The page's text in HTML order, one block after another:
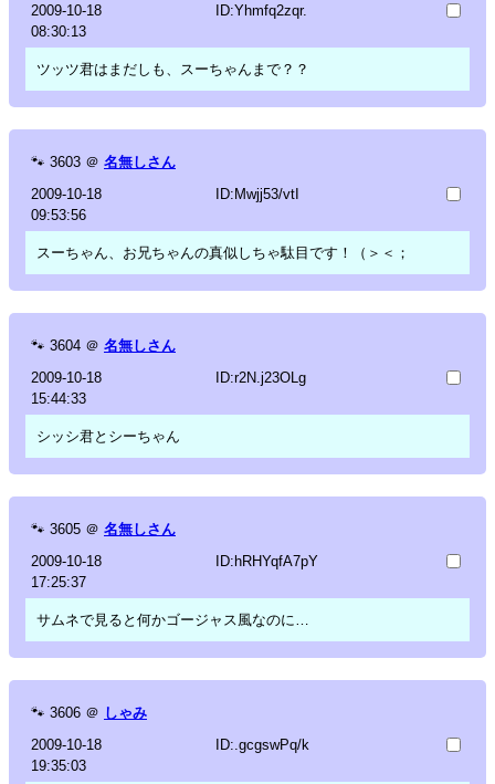
2009-10-18
08:30:13
ID:Yhmfq2zqr.
ツッツ君はまだしも、スーちゃんまで？？
🐾 3603 ＠ 名無しさん
2009-10-18
09:53:56
ID:Mwjj53/vtI
スーちゃん、お兄ちゃんの真似しちゃ駄目です！（＞＜；
🐾 3604 ＠ 名無しさん
2009-10-18
15:44:33
ID:r2N.j23OLg
シッシ君とシーちゃん
🐾 3605 ＠ 名無しさん
2009-10-18
17:25:37
ID:hRHYqfA7pY
サムネで見ると何かゴージャス風なのに…
🐾 3606 ＠ しゃみ
2009-10-18
19:35:03
ID:.gcgswPq/k